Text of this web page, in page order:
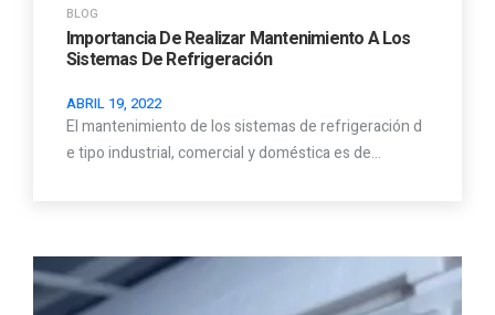
BLOG
Importancia De Realizar Mantenimiento A Los
Sistemas De Refrigeración
ABRIL 19, 2022
El mantenimiento de los sistemas de refrigeración d
e tipo industrial, comercial y doméstica es de…